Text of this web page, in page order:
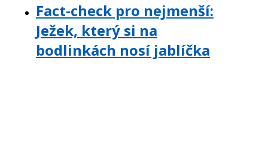
Fact-check pro nejmenší:
Ježek, který si na
bodlinkách nosí jablíčka